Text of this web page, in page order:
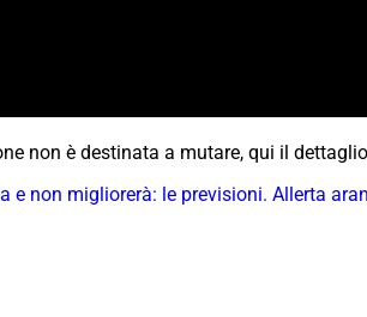
non è destinata a mutare, qui il
e non migliorerà: le previsioni. Allerta